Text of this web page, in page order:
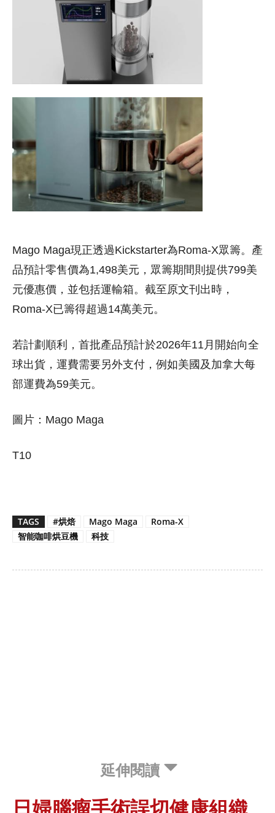
Mago Maga現正透過Kickstarter為Roma-X眾籌。產
品預計零售價為1,498美元，眾籌期間則提供799美
元優惠價，並包括運輸箱。截至原文刊出時，
Roma-X已籌得超過14萬美元。
若計劃順利，首批產品預計於2026年11月開始向全
球出貨，運費需要另外支付，例如美國及加拿大每
部運費為59美元。
圖片：Mago Maga
T10
TAGS #烘焙 Mago Maga
Roma-X
智能咖啡烘豆機
科技
延伸閱讀